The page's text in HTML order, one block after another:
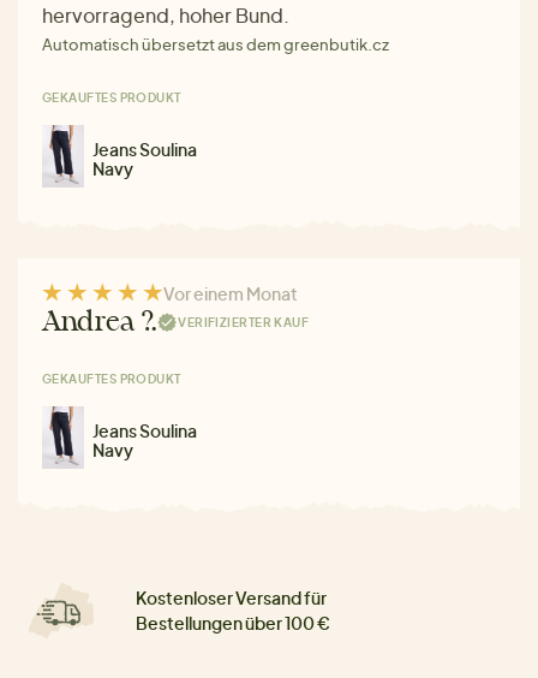
hervorragend, hoher Bund.
Automatisch übersetzt aus dem greenbutik.cz
GEKAUFTES PRODUKT
Jeans Soulina
Navy
Vor einem Monat
Andrea ?. VERIFIZIERTER KAUF
GEKAUFTES PRODUKT
Jeans Soulina
Navy
Kostenloser Versand für
Bestellungen über 100 €